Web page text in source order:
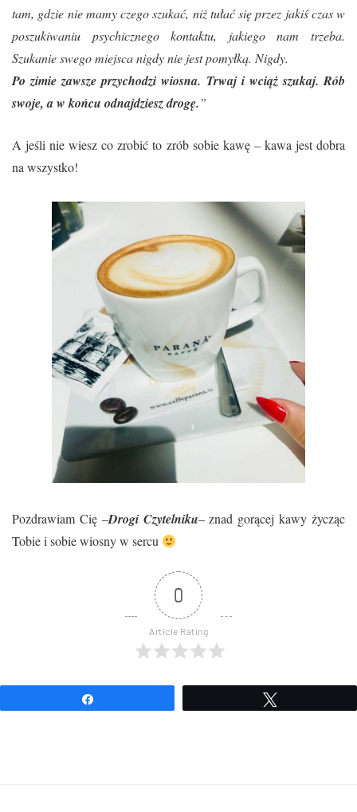
tam, gdzie nie mamy czego szukać, niż tułać się przez jakiś czas w
poszukiwaniu psychicznego kontaktu, jakiego nam trzeba.
Szukanie swego miejsca nigdy nie jest pomyłką. Nigdy.
Po zimie zawsze przychodzi wiosna. Trwaj i wciąż szukaj. Rób
swoje, a w końcu odnajdziesz drogę.”
A jeśli nie wiesz co zrobić to zrób sobie kawę – kawa jest dobra
na wszystko!
Pozdrawiam Cię –Drogi Czytelniku– znad gorącej kawy życząc
Tobie i sobie wiosny w sercu
0
Article Rating